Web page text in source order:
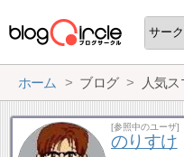
ホーム ブログ 人気
[参照中のユーザ]
のりすけ